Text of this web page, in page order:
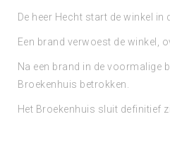
De heer Hecht start de winkel in
Een brand verwoest de winkel,
Na een brand in de
Broekenhuis betrokken.
Het Broekenhuis sluit definitief